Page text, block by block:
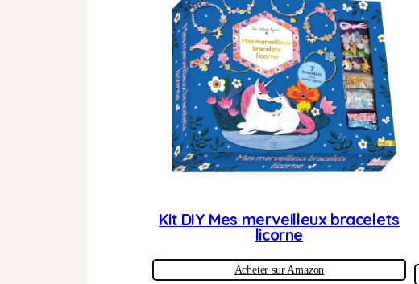
Kit DIY Mes merveilleux bracelets
licorne
Acheter sur Amazon